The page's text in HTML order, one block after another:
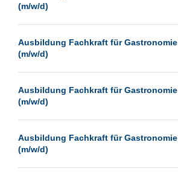
(m/w/d)
Ausbildung Fachkraft für Gastronomie
(m/w/d)
Ausbildung Fachkraft für Gastronomie
(m/w/d)
Ausbildung Fachkraft für Gastronomie
(m/w/d)